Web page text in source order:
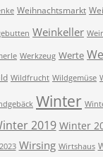
Weihnachtsmarkt
Weinkeller
Werkzeug Werte
Wildfrucht Wildgemüse
Winter
2019 Winter
Wirsing Wirtshaus